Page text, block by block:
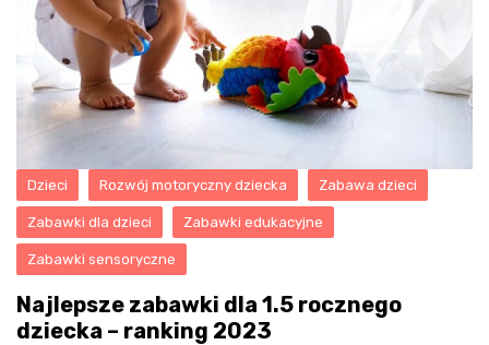
Dzieci Rozwój motoryczny dziecka Zabawa dzieci
Zabawki dla dzieci Zabawki edukacyjne
Zabawki sensoryczne
Najlepsze zabawki dla 1.5 rocznego
dziecka – ranking 2023